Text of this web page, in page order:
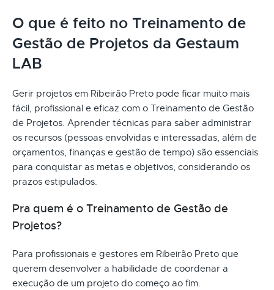
O que é feito no Treinamento de
Gestão de Projetos da Gestaum
LAB
Gerir projetos em Ribeirão Preto pode ficar muito mais
fácil, profissional e eficaz com o Treinamento de Gestão
de Projetos. Aprender técnicas para saber administrar
os recursos (pessoas envolvidas e interessadas, além de
orçamentos, finanças e gestão de tempo) são essenciais
para conquistar as metas e objetivos, considerando os
prazos estipulados.
Pra quem é o Treinamento de Gestão de
Projetos?
Para profissionais e gestores em Ribeirão Preto que
querem desenvolver a habilidade de coordenar a
execução de um projeto do começo ao fim.